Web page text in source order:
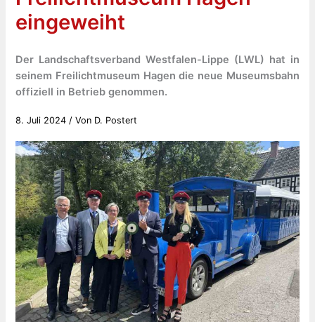
eingeweiht
Der Landschaftsverband Westfalen-Lippe (LWL) hat in
seinem Freilichtmuseum Hagen die neue Museumsbahn
offiziell in Betrieb genommen.
8. Juli 2024 / Von D. Postert